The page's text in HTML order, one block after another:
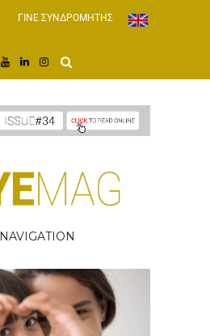
ΓΙΝΕ ΣΥΝΔΡΟΜΗΤΗΣ
NAVIGATION